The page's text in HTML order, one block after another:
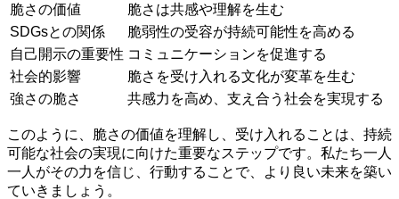
脆さの価値
脆さは共感や理解を生む
SDGsとの関係
脆弱性の受容が持続可能性を高める
自己開示の重要性 コミュニケーションを促進する
社会的影響
脆さを受け入れる文化が変革を生む
強さの脆さ
共感力を高め、支え合う社会を実現する
このように、脆さの価値を理解し、受け入れることは、持続
可能な社会の実現に向けた重要なステップです。私たち一人
一人がその力を信じ、行動することで、より良い未来を築い
ていきましょう。